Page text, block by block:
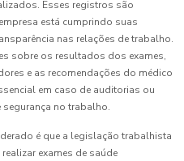
Esses registros são
está cumprindo suas
nas relações de trabalho.
sobre os resultados dos exames,
e as recomendações do médico
em caso de auditorias ou
no trabalho.
é que a legislação trabalhista
exames de saúde